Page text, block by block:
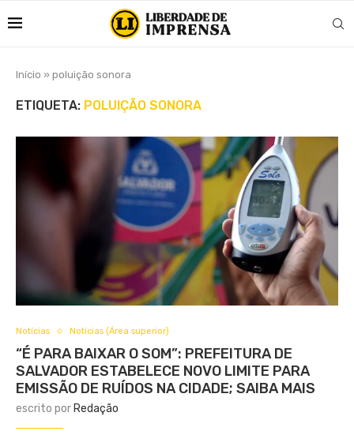
Início » poluição sonora
ETIQUETA: POLUIÇÃO SONORA
Notícias Notícias (Área superior)
“É PARA BAIXAR O SOM”: PREFEITURA DE
SALVADOR ESTABELECE NOVO LIMITE PARA
EMISSÃO DE RUÍDOS NA CIDADE; SAIBA MAIS
escrito por Redação